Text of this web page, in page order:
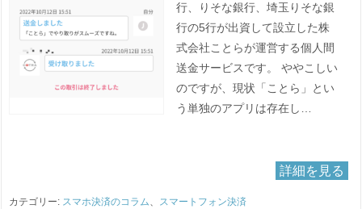
行、りそな銀行、埼玉りそな銀
行の5行が出資して設立した株
式会社ことらが運営する個人間
送金サービスです。 ややこしい
のですが、現状「ことら」とい
う単独のアプリは存在し…
詳細を見る
カテゴリー: スマホ決済のコラム、 スマートフォン決済